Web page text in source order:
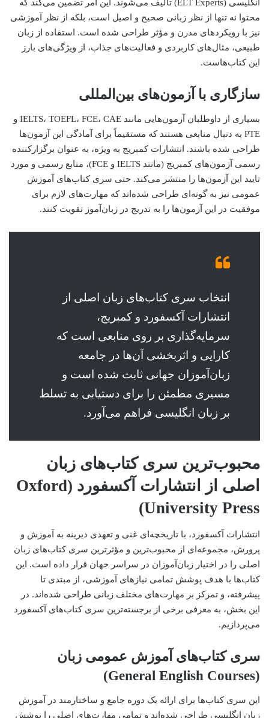
انگلیسی (ELT Experts) تالیف می‌شوند. این امر تضمین می‌کند که
محتوا نه تنها از نظر زبانی صحیح و اصیل است، بلکه از نظر آموزشی
نیز با رویکردهای مدرن و مؤثر طراحی شده است. استفاده از زبان
طبیعی، مثال‌های کاربردی و فعالیت‌های جذاب، از ویژگی‌های بارز
این کتاب‌هاست.
سازگاری با آزمون‌های بین‌المللی
بسیاری از داوطلبان آزمون‌هایی مانند IELTS، TOEFL، FCE، CAE و
PTE به دنبال منابعی هستند که مستقیماً برای آمادگی این آزمون‌ها
طراحی شده باشند. انتشارات کمبریج به ویژه، به عنوان برگزارکننده
رسمی آزمون‌های کمبریج (مانند IELTS و FCE)، منابع رسمی و مورد
تایید این آزمون‌ها را منتشر می‌کند. حتی سری کتاب‌های آموزش
عمومی نیز به گونه‌ای طراحی شده‌اند که مهارت‌های لازم برای
موفقیت در این آزمون‌ها را به تدریج در زبان‌آموز تقویت کنند.
انتخاب سری کتاب‌های زبان اصلی از
انتشارات آکسفورد و کمبریج،
سرمایه‌گذاری بر روی منابعی است که
کارایی و اثربخشی آن‌ها در جامعه
زبان‌آموزان جهانی ثابت شده است و
مسیری مطمئن را برای دستیابی به تسلط
بر زبان انگلیسی فراهم می‌آورد.
محبوب‌ترین سری کتاب‌های زبان
اصلی از انتشارات آکسفورد (Oxford
University Press)
انتشارات آکسفورد، با تاریخچه‌ای غنی و تعهدی دیرینه به آموزش و
پرورش، مجموعه‌ای از محبوب‌ترین و مؤثرترین سری کتاب‌های زبان
اصلی را در اختیار زبان‌آموزان در سراسر جهان قرار داده است. این
کتاب‌ها با هدف پوشش تمامی نیازهای آموزشی، از مبتدی تا
پیشرفته، و تمرکز بر مهارت‌های مختلف زبانی طراحی شده‌اند. در
این بخش، به معرفی برخی از برجسته‌ترین سری کتاب‌های آکسفورد
می‌پردازیم.
سری کتاب‌های آموزش عمومی زبان
(General English Courses)
این سری کتاب‌ها برای ارائه یک دوره جامع و ساختارمند در آموزش
زبان انگلیسی طراحی شده‌اند و تمامی مهارت‌های اصلی را پوشش